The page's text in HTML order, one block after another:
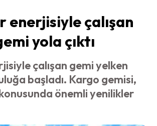
enerjisiyle çalışan
yola çıktı
çalışan gemi yelken
başladı. Kargo gemisi,
önemli yenilikler